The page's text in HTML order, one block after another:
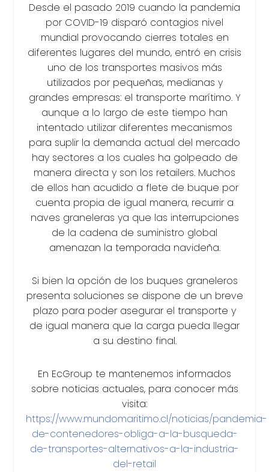
Desde el pasado 2019 cuando la pandemia
por COVID-19 disparó contagios nivel
mundial provocando cierres totales en
diferentes lugares del mundo, entró en crisis
uno de los transportes masivos más
utilizados por pequeñas, medianas y
grandes empresas: el transporte marítimo. Y
aunque a lo largo de este tiempo han
intentado utilizar diferentes mecanismos
para suplir la demanda actual del mercado
hay sectores a los cuales ha golpeado de
manera directa y son los retailers. Muchos
de ellos han acudido a flete de buque por
cuenta propia de igual manera, recurrir a
naves graneleras ya que las interrupciones
de la cadena de suministro global
amenazan la temporada navideña.
Si bien la opción de los buques graneleros
presenta soluciones se dispone de un breve
plazo para poder asegurar el transporte y
de igual manera que la carga pueda llegar
a su destino final.
En EcGroup te mantenemos informados
sobre noticias actuales, para conocer más
visita:
https://www.mundomaritimo.cl/noticias/pandemia-
de-contenedores-obliga-a-la-busqueda-
de-transportes-alternativos-a-la-industria-
del-retail